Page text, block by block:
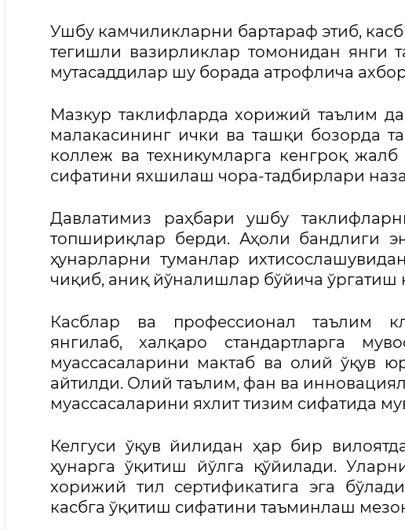
Ушбу камчиликларни бартараф этиб,
тегишли вазирликлар томонидан янги
мутасаддилар шу борада атрофлича
Мазкур таклифларда хорижий таълим
малакасининг ички ва ташқи бозорда
коллеж ва техникумларга кенгроқ
сифатини яхшилаш чора-тадбирлари
Давлатимиз раҳбари ушбу
топшириқлар берди. Аҳоли бандлиги
ҳунарларни туманлар
чиқиб, аниқ йўналишлар бўйича ўргатиш
Касблар ва профессионал таълим
янгилаб, халқаро стандартларга
муассасаларини мактаб ва олий ўқув
айтилди. Олий таълим, фан ва
муассасаларини яхлит тизим сифатида
Келгуси ўқув йилидан ҳар бир
ҳунарга ўқитиш йўлга қўйилади.
хорижий тил сертификатига эга
касбга ўқитиш сифатини таъминлаш